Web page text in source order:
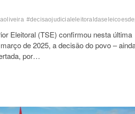
#mandatodeprefrito
Eleitoral (TSE) confirmou nesta última
de 2025, a decisão do povo –
por…